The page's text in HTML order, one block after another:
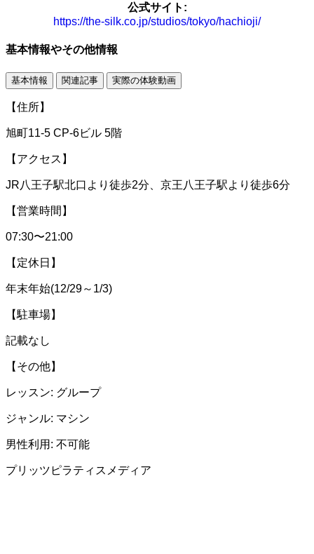
公式サイト:
https://the-silk.co.jp/studios/tokyo/hachioji/
基本情報やその他情報
基本情報 関連記事 実際の体験動画
【住所】
旭町11-5 CP-6ビル 5階
【アクセス】
JR八王子駅北口より徒歩2分、京王八王子駅より徒歩6分
【営業時間】
07:30〜21:00
【定休日】
年末年始(12/29～1/3)
【駐車場】
記載なし
【その他】
レッスン: グループ
ジャンル: マシン
男性利用: 不可能
プリッツピラティスメディア